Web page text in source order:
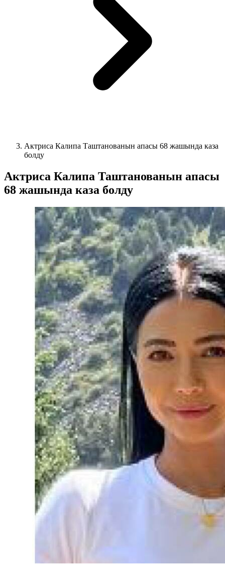
Актриса Калипа Таштанованын апасы 68 жашында каза
болду
Актриса Калипа Таштанованын апасы
68 жашында каза болду